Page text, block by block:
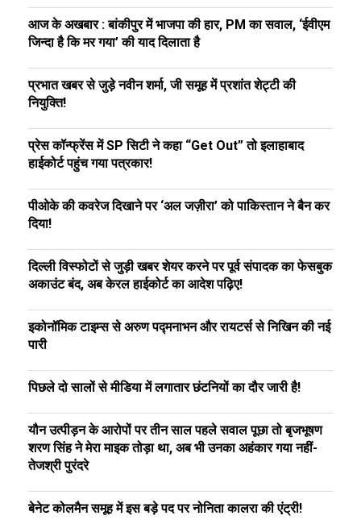
आज के अखबार : बांकीपुर में भाजपा की हार, PM का सवाल, ‘ईवीएम
जिन्दा है कि मर गया’ की याद दिलाता है
प्रभात खबर से जुड़े नवीन शर्मा, जी समूह में प्रशांत शेट्टी की
नियुक्ति!
प्रेस कॉन्फ्रेंस में SP सिटी ने कहा “Get Out” तो इलाहाबाद
हाईकोर्ट पहुंच गया पत्रकार!
पीओके की कवरेज दिखाने पर ‘अल जज़ीरा’ को पाकिस्तान ने बैन कर
दिया!
दिल्ली विस्फोटों से जुड़ी खबर शेयर करने पर पूर्व संपादक का फेसबुक
अकाउंट बंद, अब केरल हाईकोर्ट का आदेश पढ़िए!
इकोनॉमिक टाइम्स से अरुण पद्मनाभन और रायटर्स से निखिन की नई
पारी
पिछले दो सालों से मीडिया में लगातार छंटनियों का दौर जारी है!
यौन उत्पीड़न के आरोपों पर तीन साल पहले सवाल पूछा तो बृजभूषण
शरण सिंह ने मेरा माइक तोड़ा था, अब भी उनका अहंकार गया नहीं-
तेजश्री पुरंदरे
बेनेट कोलमैन समूह में इस बड़े पद पर नोनिता कालरा की एंट्री!